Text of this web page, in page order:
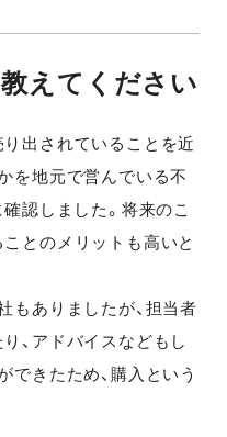
えてください
出されていることを近
を地元で営んでいる不
認しました。将来のこ
とのメリットも高いと
もありましたが、担当者
、アドバイスなどもし
できたため、購入という